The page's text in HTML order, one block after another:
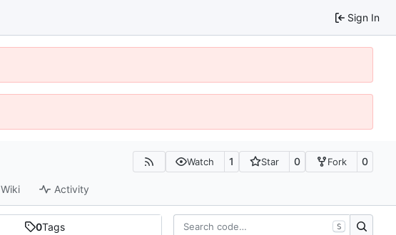
Sign In
Watch 1 Star 0 Fork 0
Wiki Activity
0Tags S